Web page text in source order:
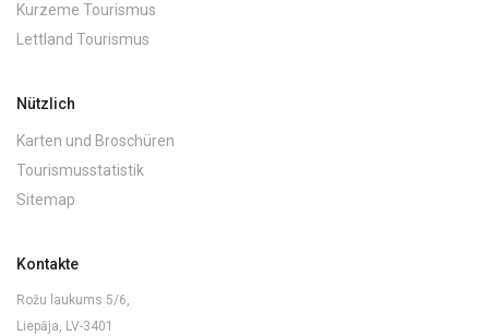
Kurzeme Tourismus
Lettland Tourismus
Nützlich
Karten und Broschüren
Tourismusstatistik
Sitemap
Kontakte
Rožu laukums 5/6,
Liepāja, LV-3401